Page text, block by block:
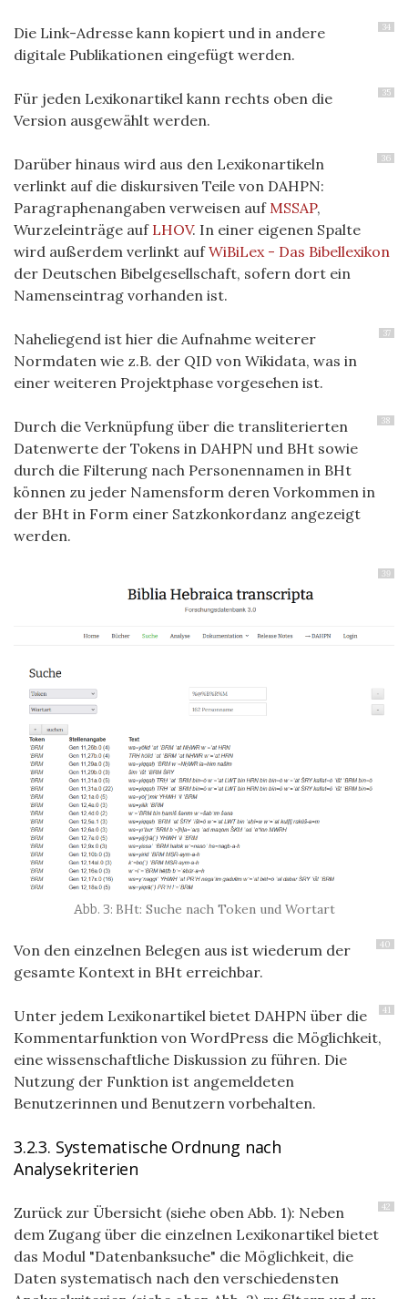
34
Die Link-Adresse kann kopiert und in andere
digitale Publikationen eingefügt werden.
35
Für jeden Lexikonartikel kann rechts oben die
Version ausgewählt werden.
36
Darüber hinaus wird aus den Lexikonartikeln
verlinkt auf die diskursiven Teile von DAHPN:
Paragraphenangaben verweisen aufMSSAP,
Wurzeleinträge auf LHOV. In einer eigenen Spalte
wird außerdem verlinkt aufWiBiLex - Das Bibellexikon
der Deutschen Bibelgesellschaft, sofern dort ein
Namenseintrag vorhanden ist.
37
Naheliegend ist hier die Aufnahme weiterer
Normdaten wie z.B. der QID von Wikidata, was in
einer weiteren Projektphase vorgesehen ist.
38
Durch die Verknüpfung über die transliterierten
Datenwerte der Tokens in DAHPN und BHt sowie
durch die Filterung nach Personennamen in BHt
können zu jeder Namensform deren Vorkommen in
der BHt in Form einer Satzkonkordanz angezeigt
werden.
39
BHt: Suche nach Token und Wortart
40
Von den einzelnen Belegen aus ist wiederum der
gesamte Kontext in BHt erreichbar.
41
Unter jedem Lexikonartikel bietet DAHPN über die
Kommentarfunktion von WordPress die Möglichkeit,
eine wissenschaftliche Diskussion zu führen. Die
Nutzung der Funktion ist angemeldeten
Benutzerinnen und Benutzern vorbehalten.
3.2.3. Systematische Ordnung nach
Analysekriterien
42
Zurück zur Übersicht (siehe oben Abb. 1): Neben
dem Zugang über die einzelnen Lexikonartikel bietet
das Modul "Datenbanksuche" die Möglichkeit, die
Daten systematisch nach den verschiedensten